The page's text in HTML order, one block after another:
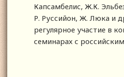
Капсамбелис, Ж.К.
Р. Руссийон, Ж. Люка и
регулярное участие в
семинарах с